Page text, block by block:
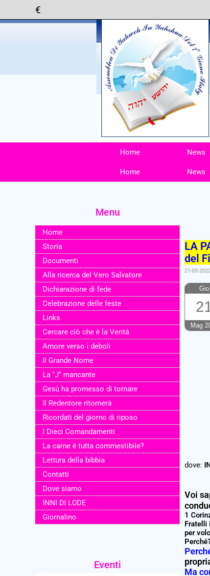
Home News
Home News
Menu
Home
Storia
Documenti
Alla ricerca del Vero Salvatore
Dichiarazione di fede
Celebrazione delle feste
Links
Cercare ciò che è la Verità
Amore verso i deboli
Il Grande Nome
La "J" mancante
Gesù ha promesso di tornare
Il Redentore ritornerà
Ricordati del giorno di riposo
I Dieci Comandamenti
La carne è tutta commestibile?
Lettura della bibbia
Contatti
Dove siamo
INNI DI LODE
Giornalino
Eventi
LA
del
21-05-
Gio
Mag
dove:
Voi
1
Fratelli
per
Ma